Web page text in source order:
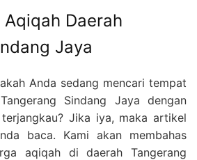
Daerah
Jaya
Anda sedang mencari tempat
Sindang Jaya dengan
Jika iya, maka artikel
baca. Kami akan membahas
aqiqah di daerah Tangerang